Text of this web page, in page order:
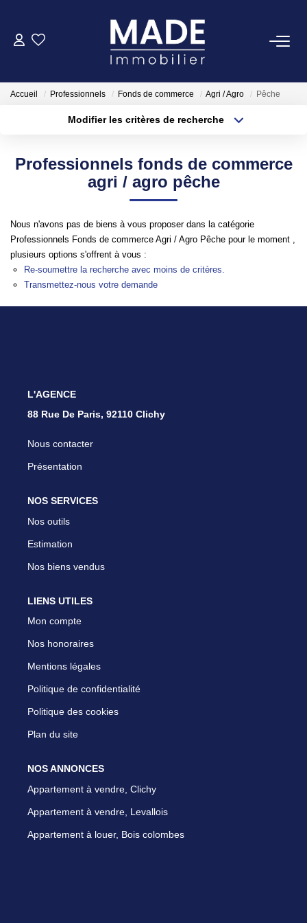
ACHETER
FAIRE GÉRER
NOTRE AGENCE
Qui Sommes-Nous
Notre Équipe
Accueil Professionnels Fonds de commerce Agri / Agro Pêche
Modifier les critères de recherche
Type de bien
Surface min
Créer une alerte
Professionnels fonds de commerce
agri / agro pêche
Nous n'avons pas de biens à vous proposer dans la catégorie
Professionnels Fonds de commerce Agri / Agro Pêche pour le moment ,
plusieurs options s'offrent à vous :
Re-soumettre la recherche avec moins de critères.
Transmettez-nous votre demande
L'AGENCE
88 Rue De Paris, 92110 Clichy
Nous contacter
Présentation
NOS SERVICES
Nos outils
Estimation
Nos biens vendus
LIENS UTILES
Mon compte
Nos honoraires
Mentions légales
Politique de confidentialité
Politique des cookies
Plan du site
NOS ANNONCES
Appartement à vendre, Clichy
Appartement à vendre, Levallois
Appartement à louer, Bois colombes